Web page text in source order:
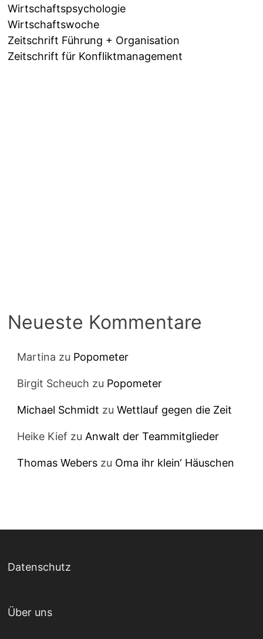
Wirtschaftspsychologie
Wirtschaftswoche
Zeitschrift Führung + Organisation
Zeitschrift für Konfliktmanagement
Neueste Kommentare
Martina zu Popometer
Birgit Scheuch zu Popometer
Michael Schmidt zuWettlauf gegen die Zeit
Heike Kief zuAnwalt der Teammitglieder
Thomas Webers zu Oma ihr klein‘ Häuschen
Datenschutz
Über uns